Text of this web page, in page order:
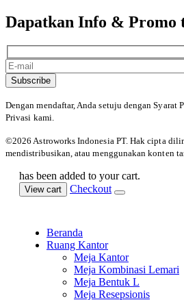
Dapatkan Info & Promo
Subscribe
Dengan mendaftar, Anda setuju dengan Syarat
Privasi kami.
©️2026 Astroworks Indonesia PT. Hak cipta
mendistribusikan, atau menggunakan konten
has been added to your cart.
View cart Checkout
Beranda
Ruang Kantor
Meja Kantor
Meja Kombinasi Lemari
Meja Bentuk L
Meja Resepsionis